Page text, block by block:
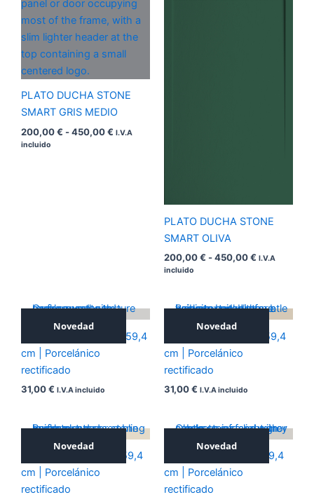
PLATO DUCHA STONE
SMART GRIS MEDIO
200,00€ -450,00€
precios:
desde
200,00 €
hasta
450,00 €
I.V.A
incluido
PLATO DUCHA STONE
SMART OLIVA
200,00€ -450,00€ I.V.A
incluido
Novedad
ICONIC SILVER 59,4×59,4
cm | Porcelánico
rectificado
31,00€ I.V.A incluido
Novedad
ICONIC NOCE 59,4×59,4
cm | Porcelánico
rectificado
31,00€ I.V.A incluido
Novedad
ICONIC BEIGE 59,4×59,4
cm | Porcelánico
rectificado
Novedad
ICONIC GREY 59,4×59,4
cm | Porcelánico
rectificado